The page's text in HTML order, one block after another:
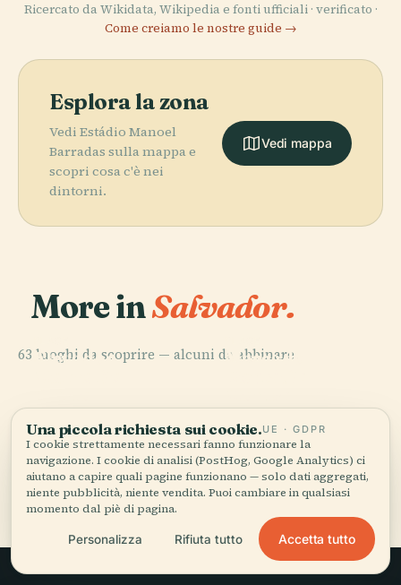
Ricercato da Wikidata, Wikipedia e fonti ufficiali · verificato ·
Come creiamo le nostre guide →
Esplora la zona
Vedi Estádio Manoel
Barradas sulla mappa e
scopri cosa c'è nei
dintorni.
Vedi mappa
More inSalvador.
63 luoghi da scoprire — alcuni da abbinare.
Elevador
Mercado
PLACE PLACE
Tutti i 63 luoghi di Salvador
Una piccola richiesta sui cookie.UE · GDPR
I cookie strettamente necessari fanno funzionare la
navigazione. I cookie di analisi (PostHog, Google Analytics) ci
aiutano a capire quali pagine funzionano — solo dati aggregati,
niente pubblicità, niente vendita. Puoi cambiare in qualsiasi
momento dal piè di pagina.
Personalizza Rifiuta tutto Accetta tutto